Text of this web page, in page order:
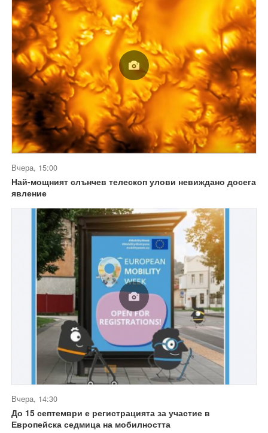
Вчера, 15:00
Най-мощният слънчев телескоп улови невиждано досега
явление
Вчера, 14:30
До 15 септември е регистрацията за участие в
Европейска седмица на мобилността